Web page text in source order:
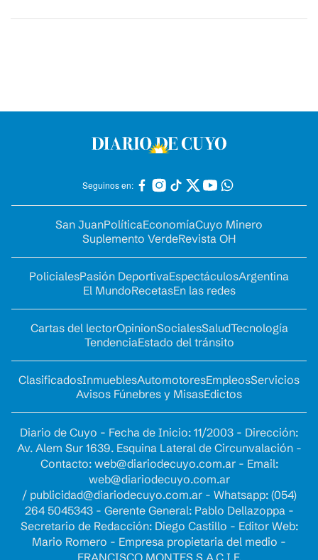
Seguinos en:
San JuanPolíticaEconomíaCuyo Minero
Suplemento VerdeRevista OH
PolicialesPasión DeportivaEspectáculosArgentina
El MundoRecetasEn las redes
Cartas del lectorOpinionSocialesSaludTecnología
TendenciaEstado del tránsito
ClasificadosInmueblesAutomotoresEmpleosServicios
Avisos Fúnebres y MisasEdictos
Diario de Cuyo - Fecha de Inicio: 11/2003 - Dirección:
Av. Alem Sur 1639. Esquina Lateral de Circunvalación -
Contacto: web@diariodecuyo.com.ar- Email:
web@diariodecuyo.com.ar
/ publicidad@diariodecuyo.com.ar- Whatsapp: (054)
264 5045343 - Gerente General: Pablo Dellazoppa -
Secretario de Redacción: Diego Castillo - Editor Web:
Mario Romero - Empresa propietaria del medio -
FRANCISCO MONTES S.A.C.I.F.